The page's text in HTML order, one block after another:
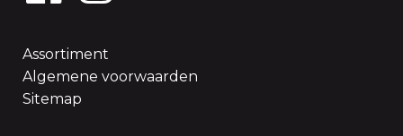
Assortiment
Algemene voorwaarden
Sitemap